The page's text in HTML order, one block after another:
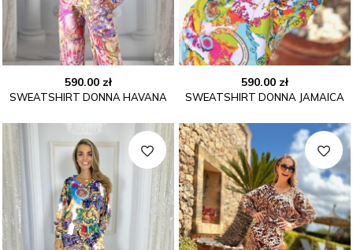
590.00 zł
SWEATSHIRT DONNA HAVANA
590.00 zł
SWEATSHIRT DONNA JAMAICA